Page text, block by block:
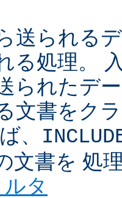
送られる
る処理。
られたデ
文書をク
、
文書を 処
タ